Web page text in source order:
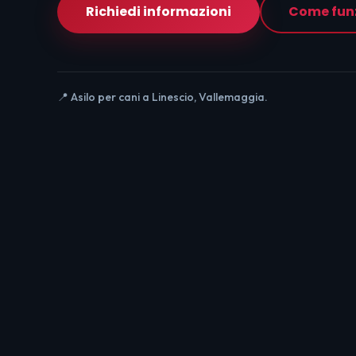
Richiedi informazioni Come
📍 Asilo per cani a Linescio, Vallemaggia.